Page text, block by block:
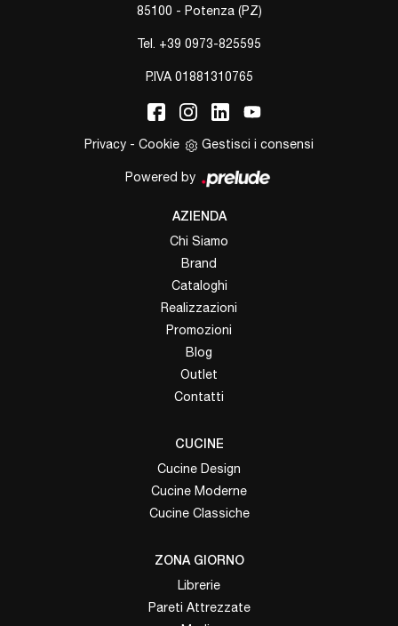
85100 - Potenza (PZ)
Tel. +39 0973-825595
P.IVA 01881310765
Privacy - Cookie Gestisci i consensi
Powered by
AZIENDA
Chi Siamo
Brand
Cataloghi
Realizzazioni
Promozioni
Blog
Outlet
Contatti
CUCINE
Cucine Design
Cucine Moderne
Cucine Classiche
ZONA GIORNO
Librerie
Pareti Attrezzate